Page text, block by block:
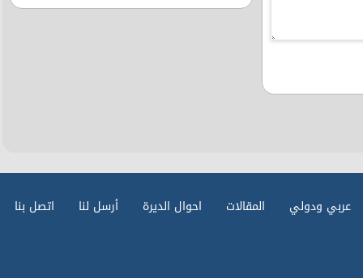
عربي ودولي المقالات احوال الديرة أرسل لنا اتصل بنا